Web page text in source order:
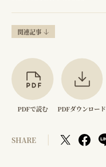
関連記事
PDFで読む PDFダウンロード
SHARE